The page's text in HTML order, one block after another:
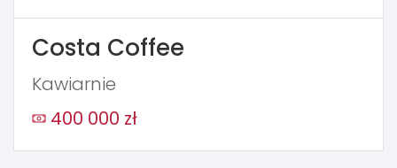
Costa Coffee
Kawiarnie
400 000 zł